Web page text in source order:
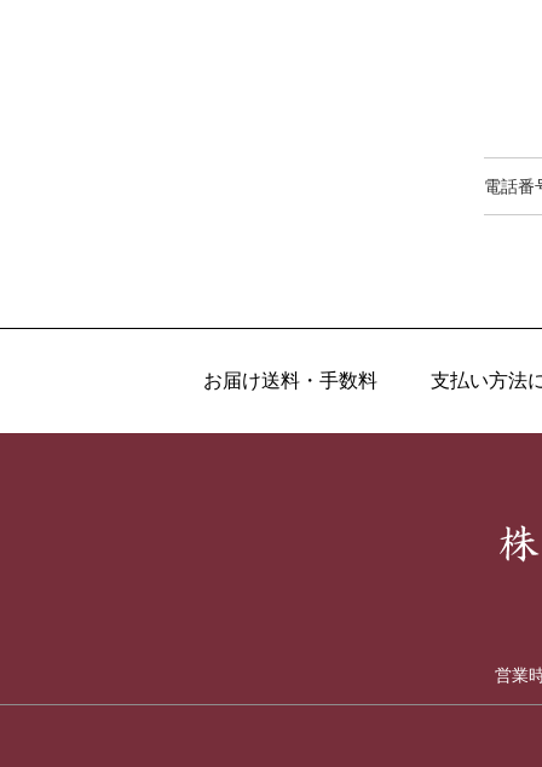
電話番
お届け送料・手数料 支払い方法
営業